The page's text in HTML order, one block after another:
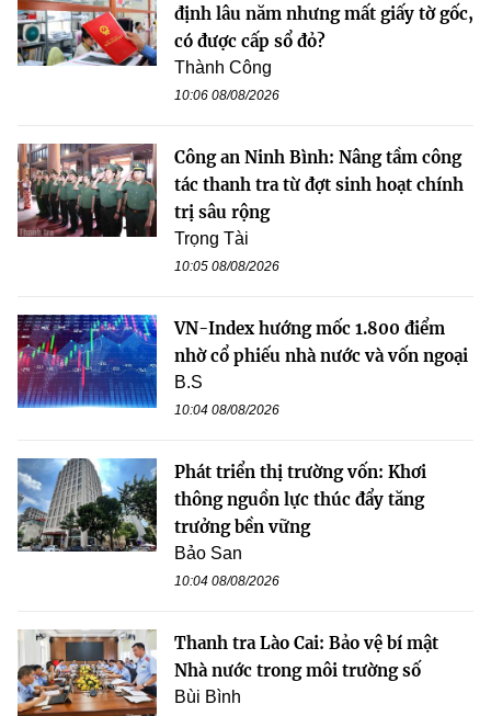
định lâu năm nhưng mất giấy tờ gốc,
có được cấp sổ đỏ?
Thành Công
10:06 08/08/2026
Công an Ninh Bình: Nâng tầm công
tác thanh tra từ đợt sinh hoạt chính
trị sâu rộng
Trọng Tài
10:05 08/08/2026
VN-Index hướng mốc 1.800 điểm
nhờ cổ phiếu nhà nước và vốn ngoại
B.S
10:04 08/08/2026
Phát triển thị trường vốn: Khơi
thông nguồn lực thúc đẩy tăng
trưởng bền vững
Bảo San
10:04 08/08/2026
Thanh tra Lào Cai: Bảo vệ bí mật
Nhà nước trong môi trường số
Bùi Bình